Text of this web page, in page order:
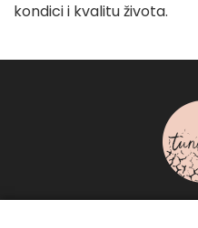
kondici i kvalitu života.